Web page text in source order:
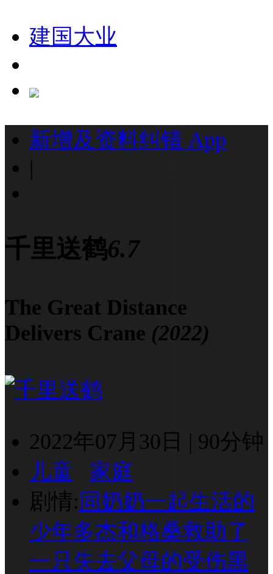
建国大业
新增及资料纠错 App
|
千里送鹤6.7
The Great Distance
Delivers Crane (2022)
2022年07月30日 | 90分钟
儿童
家庭
剧情: 同奶奶一起生活的
少年多杰和格桑救助了
一只失去父母的受伤黑